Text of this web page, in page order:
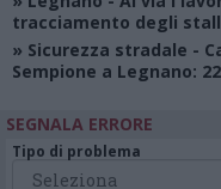
tracciamento degli
» Sicurezza stradale -
Sempione a Legnano:
SEGNALA ERRORE
Tipo di problema